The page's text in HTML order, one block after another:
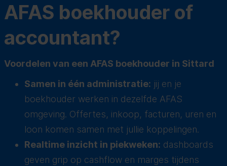
AFAS boekhouder of
accountant?
Voordelen van een AFAS boekhouder in Sittard
Samen in één administratie: jij en je
boekhouder werken in dezelfde AFAS
omgeving. Offertes, inkoop, facturen, uren en
loon komen samen met jullie koppelingen.
Realtime inzicht in piekweken: dashboards
geven grip op cashflow en marges tijdens